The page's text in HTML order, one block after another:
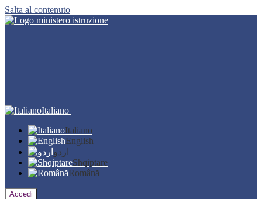
Salta al contenuto
Italiano
Italiano
English
اردو
Shqiptare
Română
Accedi